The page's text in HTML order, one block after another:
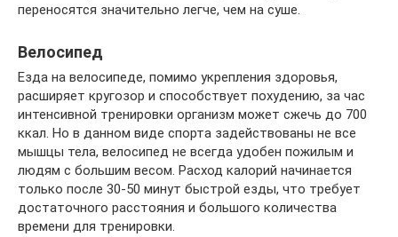
переносятся значительно легче, чем на суше.
Велосипед
Езда на велосипеде, помимо укрепления здоровья,
расширяет кругозор и способствует похудению, за час
интенсивной тренировки организм может сжечь до 700
ккал. Но в данном виде спорта задействованы не все
мышцы тела, велосипед не всегда удобен пожилым и
людям с большим весом. Расход калорий начинается
только после 30-50 минут быстрой езды, что требует
достаточного расстояния и большого количества
времени для тренировки.